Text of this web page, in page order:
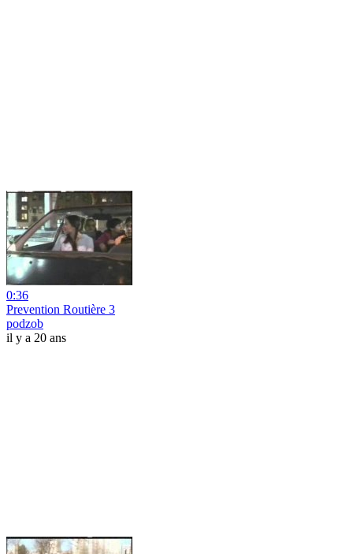
0:36
Prevention Routière 3
podzob
il y a 20 ans